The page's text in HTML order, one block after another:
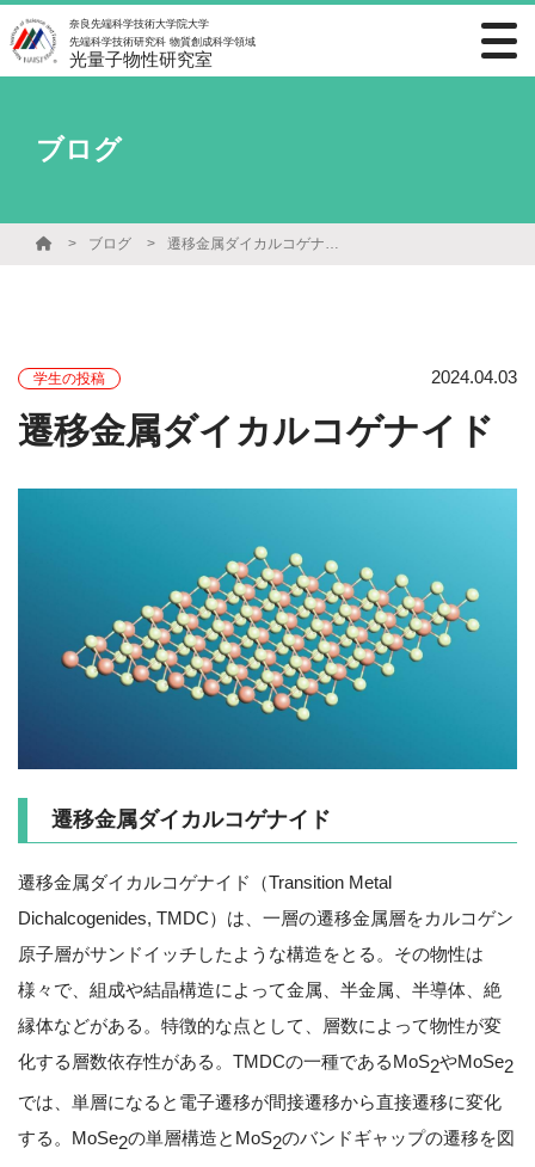
奈良先端科学技術大学院大学
先端科学技術研究科 物質創成科学領域
光量子物性研究室
ブログ
ブログ 遷移金属ダイカルコゲナイド
学生の投稿 2024.04.03
遷移金属ダイカルコゲナイド
遷移金属ダイカルコゲナイド
遷移金属ダイカルコゲナイド（Transition Metal
Dichalcogenides, TMDC）は、一層の遷移金属層をカルコゲン
原子層がサンドイッチしたような構造をとる。その物性は
様々で、組成や結晶構造によって金属、半金属、半導体、絶
縁体などがある。特徴的な点として、層数によって物性が変
化する層数依存性がある。TMDCの一種であるMoS2やMoSe2
では、単層になると電子遷移が間接遷移から直接遷移に変化
する。MoSe2の単層構造とMoS2のバンドギャップの遷移を図